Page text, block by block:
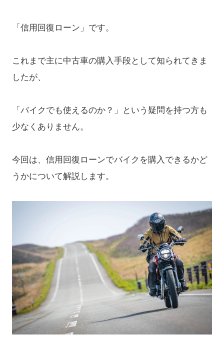
「信用回復ローン」です。
これまで主に中古車の購入手段として知られてきま
したが、
「バイクでも使えるのか？」という疑問を持つ方も
少なくありません。
今回は、信用回復ローンでバイクを購入できるかど
うかについて解説します。